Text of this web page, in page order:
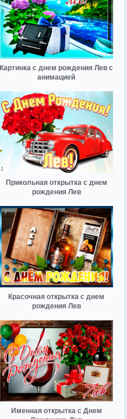
Картинка с днем рождения Лев с
анимацией
Прикольная открытка с днем
рождения Лев
Красочная открытка с днем
рождения Лев
Именная открытка с Днем